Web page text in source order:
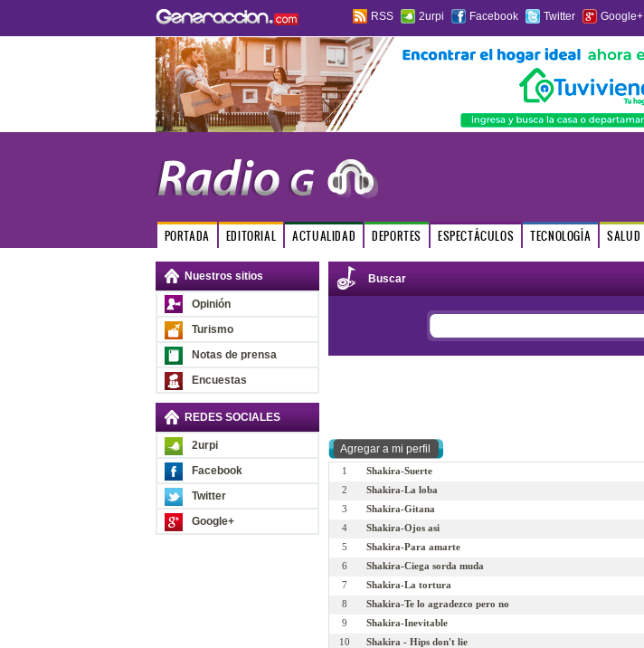
RSS 2urpi Facebook Twitter Google+
PORTADA EDITORIAL ACTUALIDAD DEPORTES ESPECTÁCULOS TECNOLOGÍA SALUD
Nuestros sitios
Opinión
Turismo
Notas de prensa
Encuestas
REDES SOCIALES
2urpi
Facebook
Twitter
Google+
Buscar
1 Shakira-Suerte
2
Shakira-La loba
3
Shakira-Gitana
4
Shakira-Ojos asi
5
Shakira-Para amarte
6
Shakira-Ciega sorda muda
7
Shakira-La tortura
8
Shakira-Te lo agradezco pero no
9
Shakira-Inevitable
10
Shakira - Hips don't lie